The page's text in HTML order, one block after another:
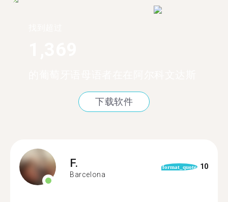
下载软件
F.
Barcelona
format_quote 10